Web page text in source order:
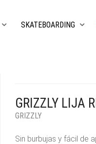
SKATEBOARDING
GRIZZLY LIJA
GRIZZLY
Sin burbujas y fácil de